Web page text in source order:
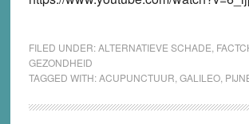
FILED UNDER:ALTERNATIEVE SCHADE
GEZONDHEID
TAGGED WITH:ACUPUNCTUUR GALILEO,